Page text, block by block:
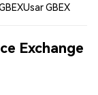
Usar GBEX
Exchange